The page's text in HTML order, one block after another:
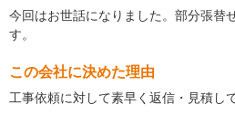
今回はお世話になりました。部分張替
す。
この会社に決めた理由
工事依頼に対して素早く返信・見積し